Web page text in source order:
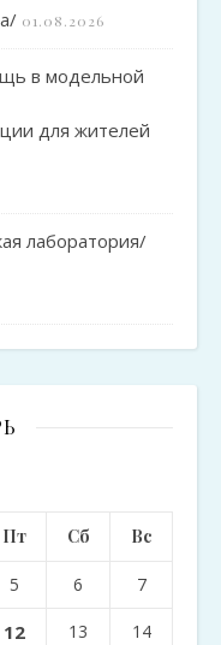
01.08.2026
в модельной
для жителей
лаборатория/
Пт Сб Вс
5 6 7
12 13 14